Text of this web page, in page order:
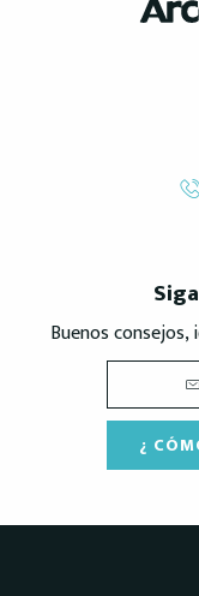
Buenos consejos,
¿